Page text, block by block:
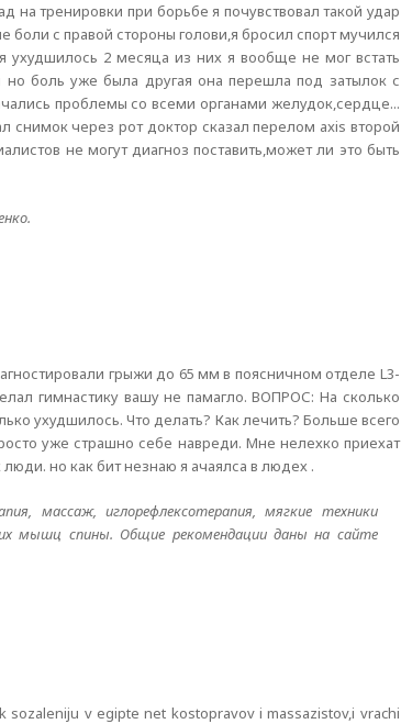
на тренировки при борьбе я почувствовал такой удар
боли с правой стороны голови,я бросил спорт мучился
ухудшилось 2 месяца из них я вообще не мог встать
но боль уже была другая она перешла под затылок с
проблемы со всеми органами желудок,сердце...
снимок через рот доктор сказал перелом axis второй
не могут диагноз поставить,может ли это быть
грыжи до 65 мм в поясничном отделе L3-
гимнастику вашу не памагло. ВОПРОС: На сколько
ухудшилось. Что делать? Как лечить? Больше всего
уже страшно себе навреди. Мне нелехко приехат
но как бит незнаю я ачаялса в людех .
массаж, иглорефлексотерапия, мягкие техники
мышц спины. Общие рекомендации даны на сайте
v egipte net kostopravov i massazistov,i vrachi